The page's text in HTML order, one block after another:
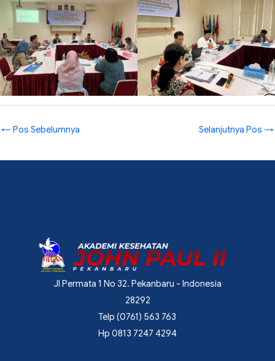
← Pos Sebelumnya Selanjutnya Pos →
Jl Permata 1 No 32. Pekanbaru - Indonesia
28292
Telp (0761) 563 763
Hp 0813 7247 4294